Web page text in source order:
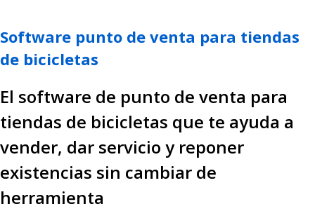
Software punto de venta para tiendas
de bicicletas
El software de punto de venta para
tiendas de bicicletas que te ayuda a
vender, dar servicio y reponer
existencias sin cambiar de
herramienta